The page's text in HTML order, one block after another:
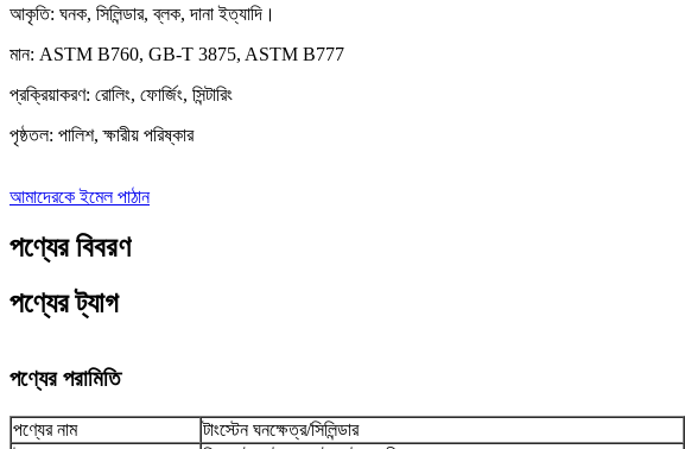
আকৃতি: ঘনক, সিলিন্ডার, ব্লক, দানা ইত্যাদি।
মান: ASTM B760, GB-T 3875, ASTM B777
প্রক্রিয়াকরণ: রোলিং, ফোর্জিং, সিন্টারিং
পৃষ্ঠতল: পালিশ, ক্ষারীয় পরিষ্কার
আমাদেরকে ইমেল পাঠান
পণ্যের বিবরণ
পণ্যের ট্যাগ
পণ্যের পরামিতি
পণ্যের নাম
টাংস্টেন ঘনক্ষেত্র/সিলিন্ডার